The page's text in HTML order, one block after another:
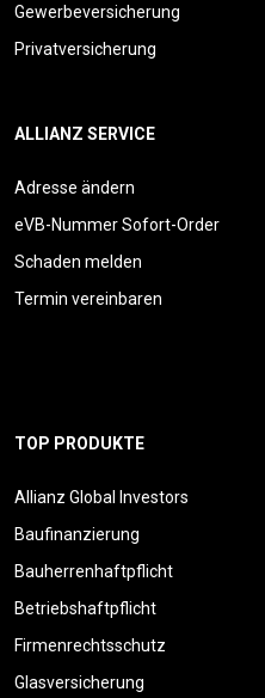
Gewerbeversicherung
Privatversicherung
ALLIANZ SERVICE
Adresse ändern
eVB-Nummer Sofort-Order
Schaden melden
Termin vereinbaren
TOP PRODUKTE
Allianz Global Investors
Baufinanzierung
Bauherrenhaftpflicht
Betriebshaftpflicht
Firmenrechtsschutz
Glasversicherung